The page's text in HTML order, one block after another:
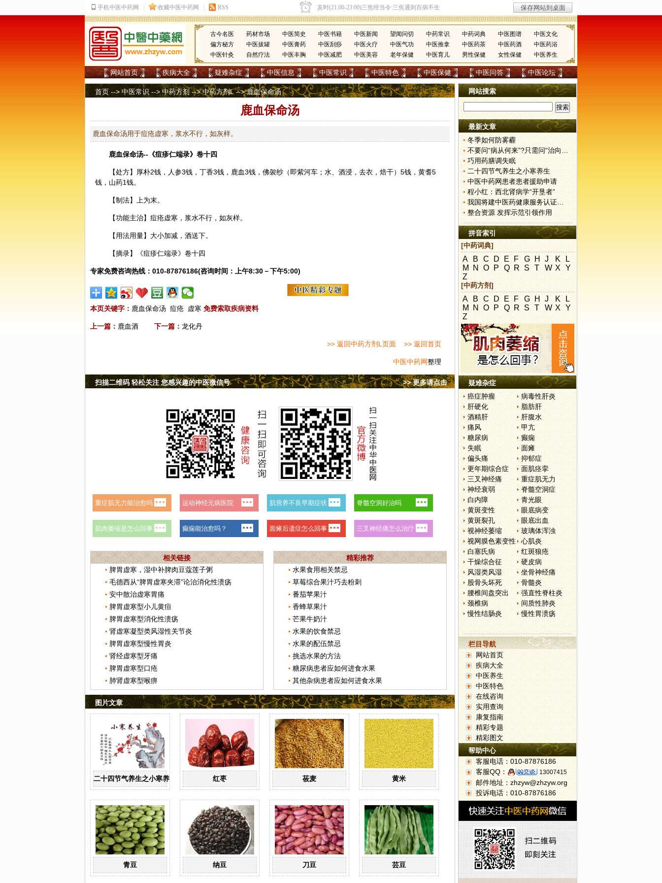
古今名医 药材市场 中医简史 中医书籍 中医新闻 望闻问切 中药常识 中药词典 中医图谱
中医文化
偏方秘方
中医拔罐 中医膏药 中医刮痧 中医火疗 中医气功 中医推拿 中医药茶 中医药酒
中医药浴
中医针灸
自然疗法 中医丰胸 中医减肥 中医美容 老年保健 中医育儿 男性保健 女性保健 中医养生
网站首页 疾病大全 疑难杂症 中医信息 中医常识 中医特色 中医保健 中医问答 中医论坛
首页 -->中医常识 -->中药方剂-->中药方剂L--> 鹿血保命汤
鹿血保命汤
鹿血保命汤用于痘疮虚寒，浆水不行，如灰样。
鹿血保命汤--《痘疹仁端录》卷十四
【处方】 厚朴2钱， 人参3钱， 丁香3钱，鹿血3钱，佛袈纱（即紫河车 ；水、酒浸，去衣，焙干）5钱，黄耆5
钱， 山药1钱。
【制法】上为末。
【功能主治】痘疮虚寒，浆水不行，如灰样。
【用法用量】大小加减，酒送下。
【摘录】《痘疹仁端录》卷十四
专家免费咨询热线：010-87876186(咨询时间：上午8:30－下午5:00)
本页关键字： 鹿血保命汤 痘疮 虚寒 免费索取疾病资料
上一篇： 鹿血酒 下一篇： 龙化丹
>> 返回中药方剂L页面 >> 返回首页
中医中药网整理
>> 更多请点击
扫描二维码 轻松关注 您感兴趣的中医微信号
相关链接
脾胃虚寒，湿中补脾肉豆蔻莲子粥
毛德西从“脾胃虚寒夹滞”论治消化性溃疡
安中散治虚寒胃痛
脾胃虚寒型小儿黄疸
脾胃虚寒型消化性溃疡
肾虚寒凝型类风湿性关节炎
脾胃虚寒型慢性胃炎
肾经虚寒型牙痛
脾胃虚寒型口疮
肺肾虚寒型喉痹
精彩推荐
水果食用相关禁忌
草莓综合果汁巧去粉刺
番茄苹果汁
香蜂草果汁
芒果牛奶汁
水果的饮食禁忌
水果的配伍禁忌
挑选水果的方法
糖尿病患者应如何进食水果
其他杂病患者应如何进食水果
图片文章
二十四节气养生之小寒养生 红枣 莜麦 黄米
青豆 纳豆 刀豆 芸豆
网站搜索
最新文章
冬季如何防雾霾
不要问“病从何来”?只需问“治向何去”?
巧用药膳调失眠
二十四节气养生之小寒养生
中医中药网患者患者援助申请
程小红：西北肾病学“开垦者”
我国将建中医药健康服务认证体系
整合资源 发挥示范引领作用
拼音索引
[中药词典]
A B C D E F G H J K
L
M N O P Q R S T W X
Y
Z
[中药方剂]
A B C D E F G H J K
L
M N O P Q R S T W X
Y
Z
疑难杂症
癌症肿瘤
病毒性肝炎
肝硬化
脂肪肝
酒精肝
肝腹水
痛风
甲亢
糖尿病
癫痫
失眠
面瘫
偏头痛
抑郁症
更年期综合症
面肌痉挛
三叉神经痛
重症肌无力
神经衰弱
脊髓空洞症
白内障
青光眼
黄斑变性
眼底病变
黄斑裂孔
眼底出血
视神经萎缩
玻璃体浑浊
视网膜色素变性
心肌炎
白塞氏病
红斑狼疮
干燥综合征
硬皮病
风湿类风湿
坐骨神经痛
股骨头坏死
骨髓炎
腰椎间盘突出
强直性脊柱炎
颈椎病
间质性肺炎
慢性结肠炎
慢性胃溃疡
栏目导航
网站首页
疾病大全
中医养生
中医特色
在线咨询
实用查询
康复指南
精彩专题
精彩图文
帮助中心
客服电话：010-87876186
客服QQ：
13007415
邮件地址：zhzyw@zhzyw.org
投诉电话：010-87876186